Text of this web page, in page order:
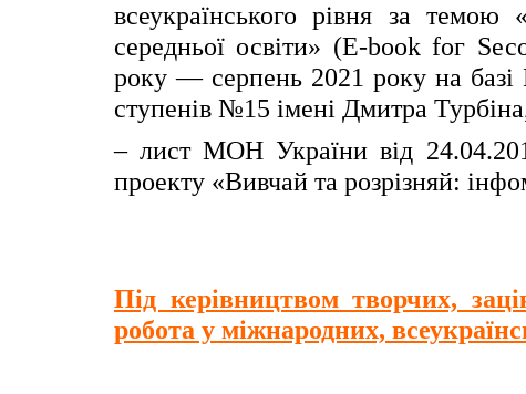
всеукраїнського рівня за темою
середньої освіти» (Е-bооk fог
року — серпень 2021 року на базі
ступенів №15 імені Дмитра
– лист МОН України від
проекту «Вивчай та розрізняй:
Під керівництвом творчих,
робота у міжнародних,